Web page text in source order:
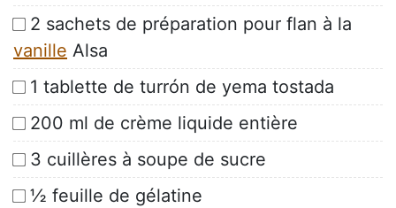
2 sachets de préparation pour flan à la
vanille Alsa
1 tablette de turrón de yema tostada
200 ml de crème liquide entière
3 cuillères à soupe de sucre
½ feuille de gélatine